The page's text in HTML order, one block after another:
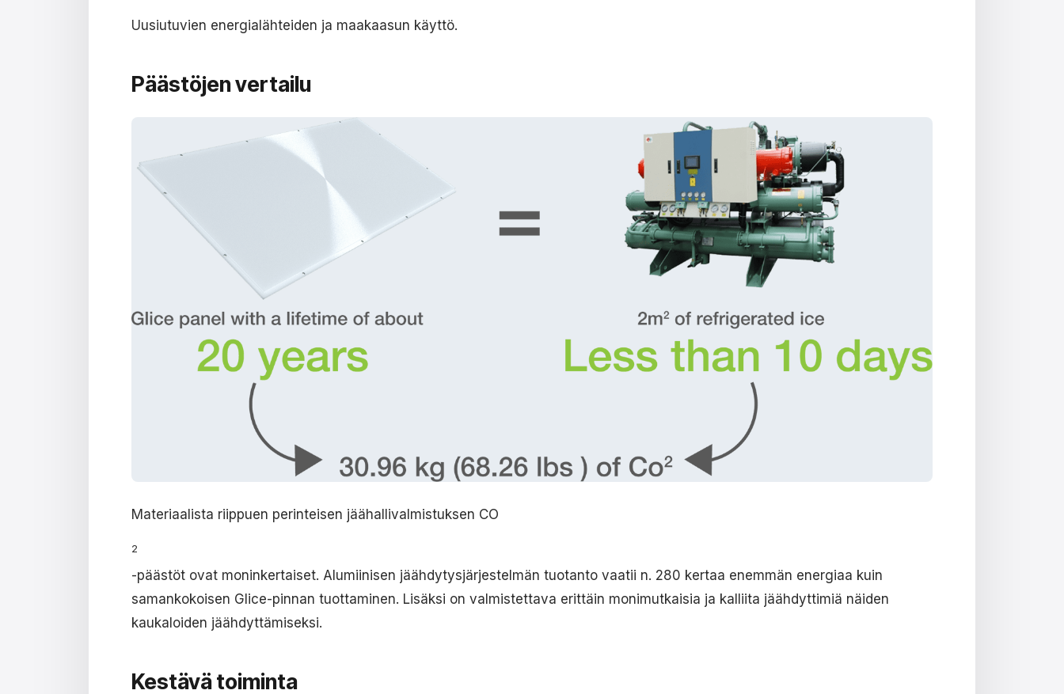
Uusiutuvien energialähteiden ja maakaasun käyttö.
Päästöjen vertailu
Materiaalista riippuen perinteisen jäähallivalmistuksen CO
2
-päästöt ovat moninkertaiset. Alumiinisen jäähdytysjärjestelmän tuotanto vaatii n. 280 kertaa enemmän energiaa kuin
samankokoisen Glice-pinnan tuottaminen. Lisäksi on valmistettava erittäin monimutkaisia ja kalliita jäähdyttimiä näiden
kaukaloiden jäähdyttämiseksi.
Kestävä toiminta